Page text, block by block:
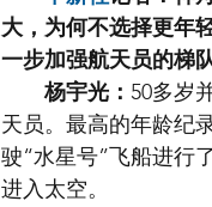
大，为何不选择更年
一步加强航天员的梯
杨宇光： 50多岁
天员。最高的年龄纪
驶“水星号”飞船进行
进入太空。